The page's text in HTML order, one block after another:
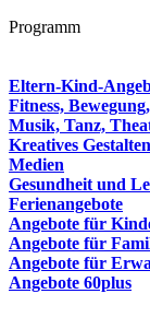
Programm
Eltern-Kind-
Fitness,
Musik, Tanz,
Kreatives Gestalten
Medien
Gesundheit und
Ferienangebote
Angebote für
Angebote für
Angebote für
Angebote 60plus